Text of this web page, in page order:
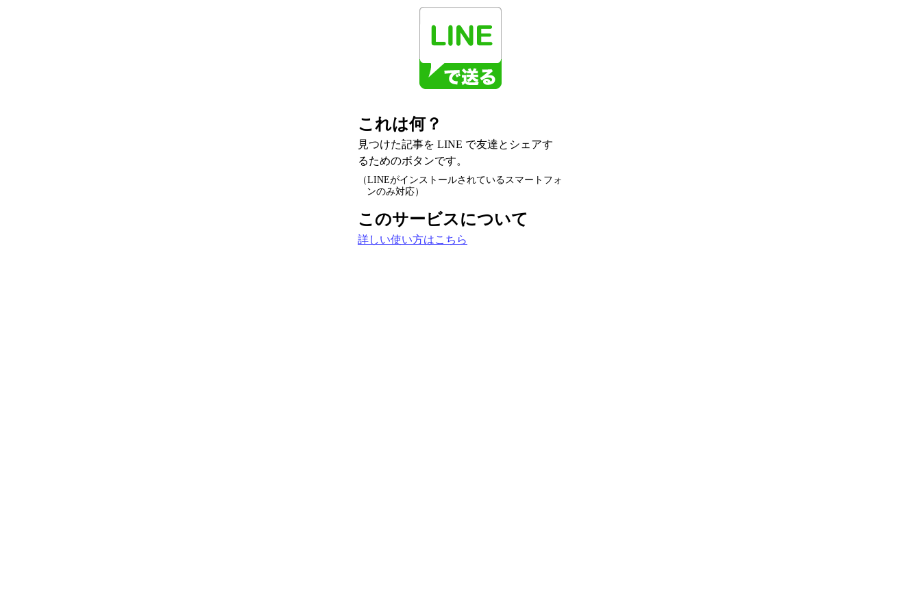
これは何？
見つけた記事を LINE で友達とシェアす
るためのボタンです。
（LINEがインストールされているスマートフォ
ンのみ対応）
このサービスについて
詳しい使い方はこちら